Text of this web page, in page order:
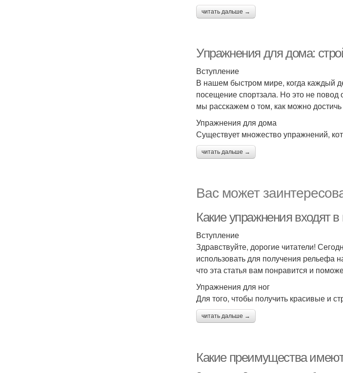
читать дальше →
Упражнения для дома:
Вступление
В нашем быстром мире, когда каждый
посещение спортзала. Но это не повод
мы расскажем о том, как можно
Упражнения для дома
Существует множество упражнений,
читать дальше →
Вас может
Какие упражнения входят
Вступление
Здравствуйте, дорогие читатели!
использовать для получения рельефа
что эта статья вам понравится и
Упражнения для ног
Для того, чтобы получить красивые и
читать дальше →
Какие преимущества